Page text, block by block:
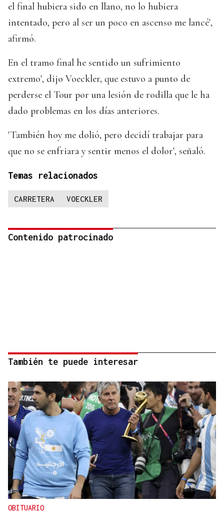
el final hubiera sido en llano, no lo hubiera
intentado, pero al ser un poco en ascenso me lancé',
afirmó.
En el tramo final he sentido un sufrimiento
extremo', dijo Voeckler, que estuvo a punto de
perderse el Tour por una lesión de rodilla que le ha
dado problemas en los días anteriores.
'También hoy me dolió, pero decidí trabajar para
que no se enfriara y sentir menos el dolor', señaló.
Temas relacionados
CARRETERA VOECKLER
Contenido patrocinado
También te puede interesar
OBITUARIO